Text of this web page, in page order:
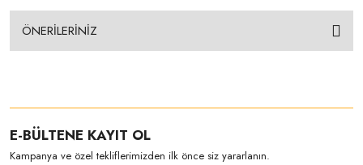
ÖNERİLERİNİZ
E-BÜLTENE KAYIT OL
Kampanya ve özel tekliflerimizden ilk önce siz yararlanın.